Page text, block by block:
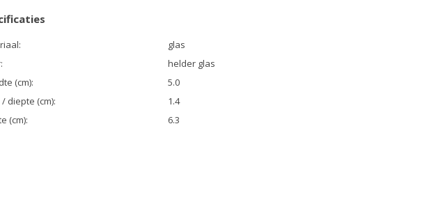
glas
helder glas
(cm):
5.0
diepte (cm):
1.4
(cm):
6.3